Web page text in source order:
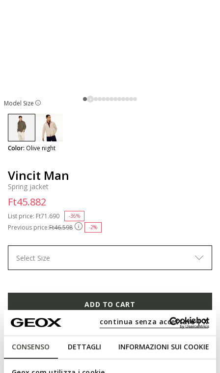
CONSENSO DETTAGLI INFORMAZIONI SUI COOKIE
continua senza accettare | X
Model Size
Vincit Man
Spring jacket
Previous price:Ft46.598 -2%
List price: Price reduced from
Ft71.690 -36%
Ft45.882
Color: Olive night
selected
Select Size
ADD TO CART
FIND IN STORE